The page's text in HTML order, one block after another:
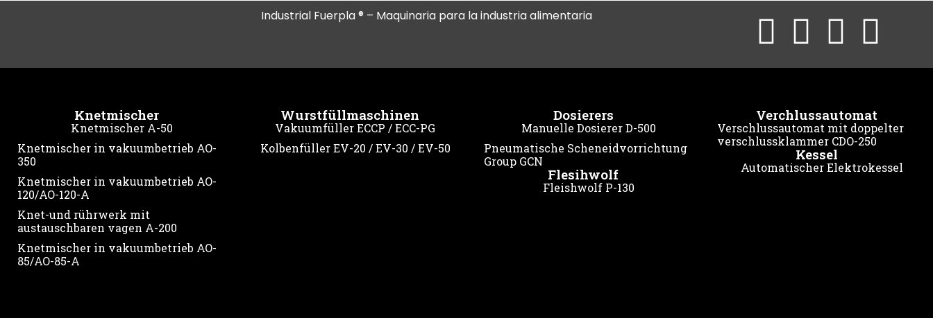
Industrial Fuerpla ® – Maquinaria para la industria alimentaria
Knetmischer
Knetmischer A-50
Knetmischer in vakuumbetrieb AO-
350
Knetmischer in vakuumbetrieb AO-
120/AO-120-A
Knet-und rührwerk mit
austauschbaren vagen A-200
Knetmischer in vakuumbetrieb AO-
85/AO-85-A
Wurstfüllmaschinen
Vakuumfüller ECCP / ECC-PG
Kolbenfüller EV-20 / EV-30 / EV-50
Dosierers
Manuelle Dosierer D-500
Pneumatische Scheneidvorrichtung
Group GCN
Flesihwolf
Fleishwolf P-130
Verchlussautomat
Verschlussautomat mit doppelter
verschlussklammer CDO-250
Kessel
Automatischer Elektrokessel